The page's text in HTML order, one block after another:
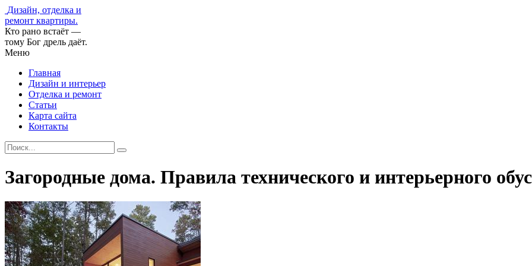
Дизайн, отделка и
ремонт квартиры.
Кто рано встаёт —
тому Бог дрель даёт.
Меню
Главная
Дизайн и интерьер
Отделка и ремонт
Статьи
Карта сайта
Контакты
Загородные дома. Правила технического и интерьерного